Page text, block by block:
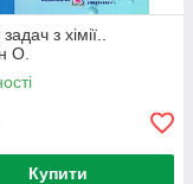
з хімії..
О.
Купити